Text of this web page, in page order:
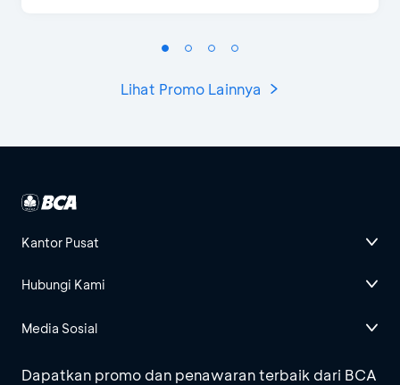
Lihat Promo Lainnya
Kantor Pusat
Hubungi Kami
Media Sosial
Dapatkan promo dan penawaran terbaik dari BCA